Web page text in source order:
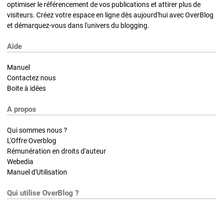
optimiser le référencement de vos publications et attirer plus de
visiteurs. Créez votre espace en ligne dès aujourd'hui avec OverBlog
et démarquez-vous dans l'univers du blogging.
Aide
Manuel
Contactez nous
Boite à idées
A propos
Qui sommes nous ?
L'Offre Overblog
Rémunération en droits d'auteur
Webedia
Manuel d'Utilisation
Qui utilise OverBlog ?